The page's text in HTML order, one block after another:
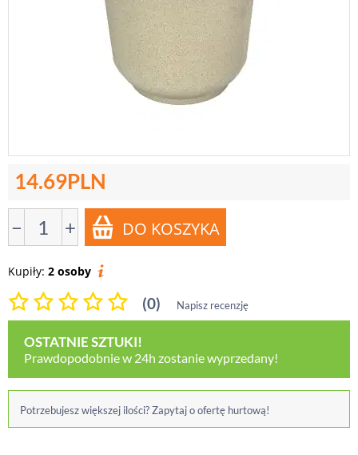
14.69PLN
− +
Kupiły: 2 osoby
(0) Napisz recenzję
OSTATNIE SZTUKI!
Prawdopodobnie w 24h zostanie wyprzedany!
Potrzebujesz większej ilości? Zapytaj o ofertę hurtową!